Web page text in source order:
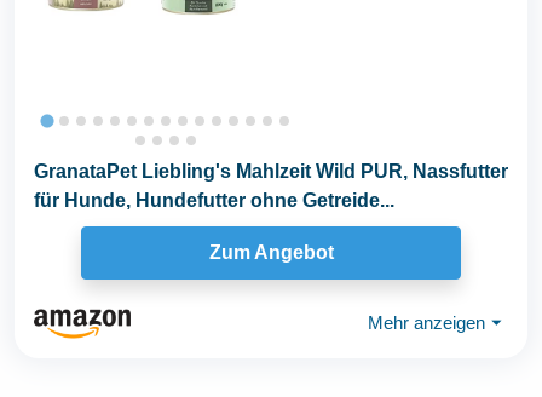
GranataPet Liebling's Mahlzeit Wild PUR, Nassfutter
für Hunde, Hundefutter ohne Getreide...
Zum Angebot
Mehr anzeigen ⏷